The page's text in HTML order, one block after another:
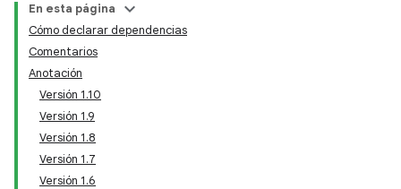
En esta página
Cómo declarar dependencias
Comentarios
Anotación
Versión 1.10
Versión 1.9
Versión 1.8
Versión 1.7
Versión 1.6